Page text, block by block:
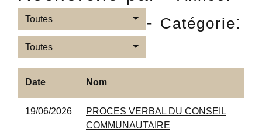
Toutes - Catégorie:
Toutes
Date Nom
19/06/2026
PROCES VERBAL DU CONSEIL
COMMUNAUTAIRE